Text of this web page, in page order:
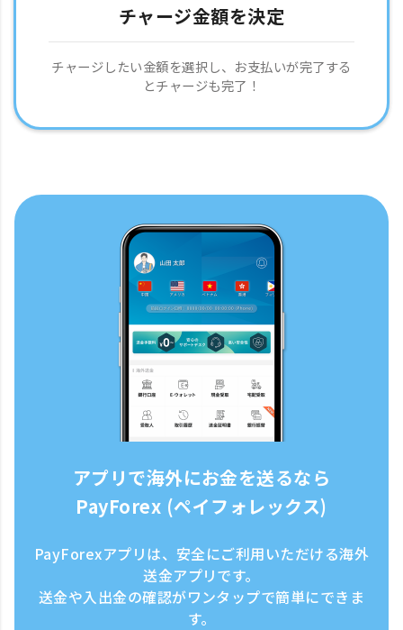
チャージ金額を決定
チャージしたい金額を選択し、お支払いが完了する
とチャージも完了！
アプリで海外にお金を送るなら
PayForex (ペイフォレックス)
PayForexアプリは、安全にご利用いただける海外
送金アプリです。
送金や入出金の確認がワンタップで簡単にできま
す。